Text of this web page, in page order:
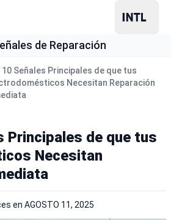
de Reparación
10 Señales Principales de que tus
Necesitan Reparación
Principales de que tus
Necesitan
en AGOSTO 11, 2025